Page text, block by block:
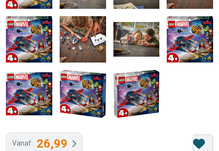
Vanaf: 26,99